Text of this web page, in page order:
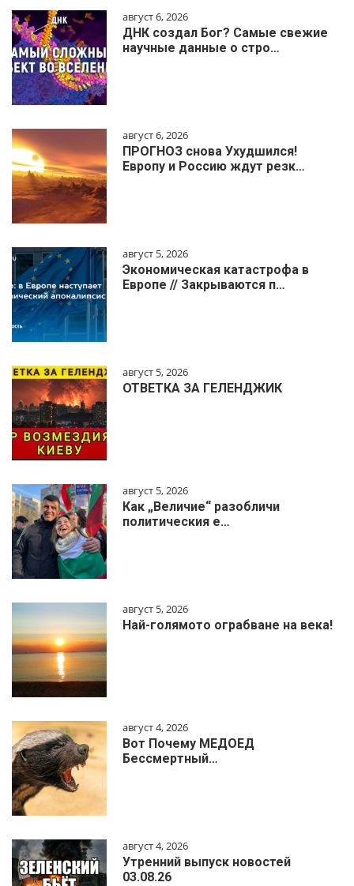
август 6, 2026
ДНК создал Бог? Самые свежие
научные данные о стро…
август 6, 2026
ПРОГНОЗ снова Ухудшился!
Европу и Россию ждут резк…
август 5, 2026
Экономическая катастрофа в
Европе // Закрываются п…
август 5, 2026
ОТВЕТКА ЗА ГЕЛЕНДЖИК
август 5, 2026
Как „Величие“ разобличи
политическия е…
август 5, 2026
Най-голямото ограбване на века!
август 4, 2026
Вот Почему МЕДОЕД
Бессмертный…
август 4, 2026
Утренний выпуск новостей
03.08.26